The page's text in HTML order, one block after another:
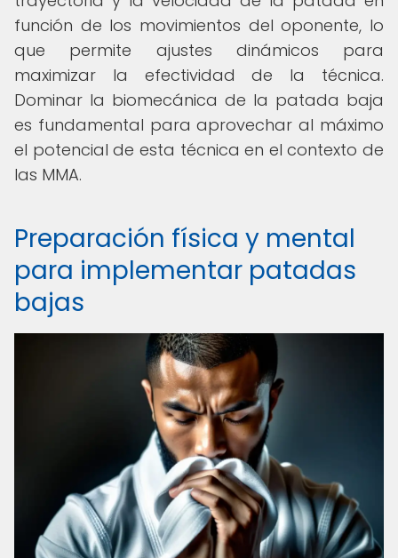
función de los movimientos del oponente, lo
que permite ajustes dinámicos para
maximizar la efectividad de la técnica.
Dominar la biomecánica de la patada baja
es fundamental para aprovechar al máximo
el potencial de esta técnica en el contexto de
las MMA.
Preparación física y mental
para implementar patadas
bajas